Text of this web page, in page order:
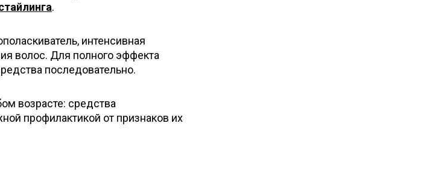
.
интенсивная
волос. Для полного эффекта
последовательно.
возрасте: средства
профилактикой от признаков их